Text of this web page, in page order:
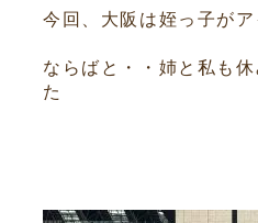
今回、大阪は姪っ子が
ならばと・・姉と私も
た